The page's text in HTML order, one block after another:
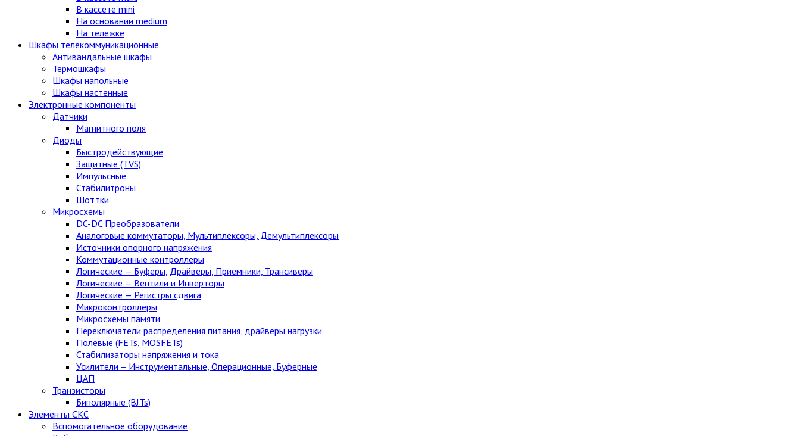
В кассете mini
На основании medium
На тележке
Шкафы телекоммуникационные
Антивандальные шкафы
Термошкафы
Шкафы напольные
Шкафы настенные
Электронные компоненты
Датчики
Магнитного поля
Диоды
Быстродействующие
Защитные (TVS)
Импульсные
Стабилитроны
Шоттки
Микросхемы
DC-DC Преобразователи
Аналоговые коммутаторы, Мультиплексоры, Демультиплексоры
Источники опорного напряжения
Коммутационные контроллеры
Логические — Буферы, Драйверы, Приемники, Трансиверы
Логические — Вентили и Инверторы
Логические — Регистры сдвига
Микроконтроллеры
Микросхемы памяти
Переключатели распределения питания, драйверы нагрузки
Полевые (FETs, MOSFETs)
Стабилизаторы напряжения и тока
Усилители – Инструментальные, Операционные, Буферные
ЦАП
Транзисторы
Биполярные (BJTs)
Элементы СКС
Вспомогательное оборудование